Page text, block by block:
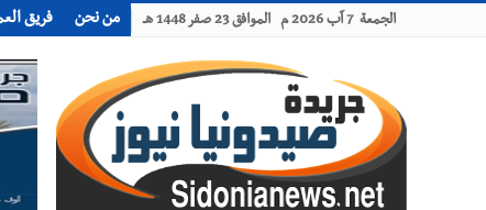
الجمعة 7 آب 2026 م الموافق 23 صفر 1448 هـ من نحن فريق